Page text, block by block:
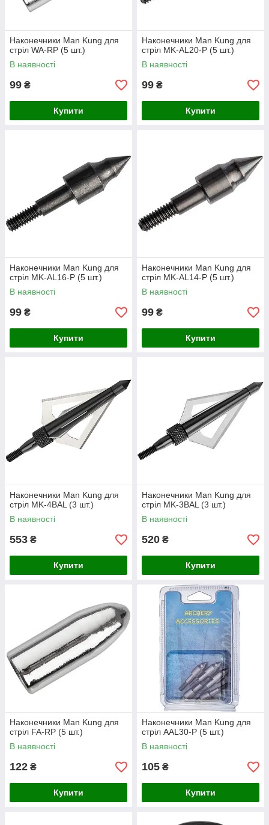
Наконечники Man Kung для
стріл WA-RP (5 шт.)
В наявності
99 ₴
Купити
Наконечники Man Kung для
стріл MK-AL20-P (5 шт.)
В наявності
99 ₴
Купити
Наконечники Man Kung для
стріл MK-AL16-P (5 шт.)
В наявності
99 ₴
Купити
Наконечники Man Kung для
стріл MK-AL14-P (5 шт.)
В наявності
99 ₴
Купити
Наконечники Man Kung для
стріл MK-4BAL (3 шт.)
В наявності
553 ₴
Купити
Наконечники Man Kung для
стріл MK-3BAL (3 шт.)
В наявності
520 ₴
Купити
Наконечники Man Kung для
стріл FA-RP (5 шт.)
В наявності
122 ₴
Купити
Наконечники Man Kung для
стріл AAL30-P (5 шт.)
В наявності
105 ₴
Купити